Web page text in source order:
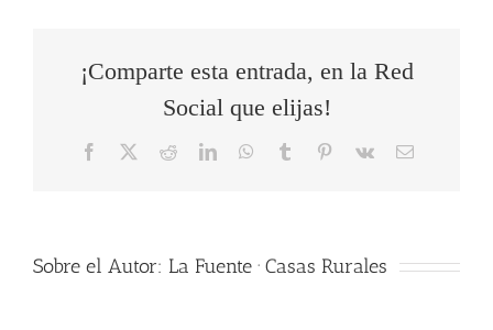
¡Comparte esta entrada, en la Red
Social que elijas!
Facebook RedditLinkedInWhatsApp
Tumblr Pinterest
Vk
Correo
Sobre el Autor: La Fuente · Casas Rurales